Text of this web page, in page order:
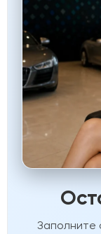
Заполните